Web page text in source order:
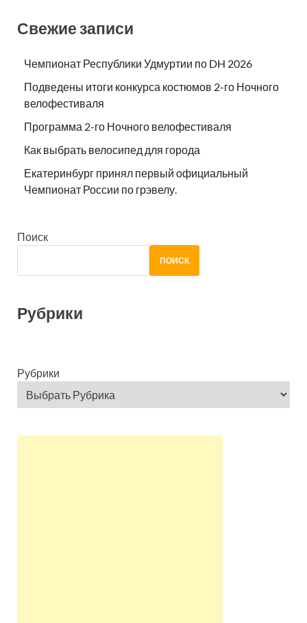
Свежие записи
Чемпионат Республики Удмуртии по DH 2026
Подведены итоги конкурса костюмов 2-го Ночного
велофестиваля
Программа 2-го Ночного велофестиваля
Как выбрать велосипед для города
Екатеринбург принял первый официальный
Чемпионат России по грэвелу.
Поиск
ПОИСК
Рубрики
Рубрики